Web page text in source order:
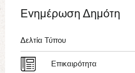
Ενημέρωση Δημότη
Δελτία Τύπου
Επικαιρότητα